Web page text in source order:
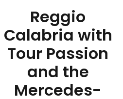
Reggio
Calabria with
Tour Passion
and the
Mercedes-